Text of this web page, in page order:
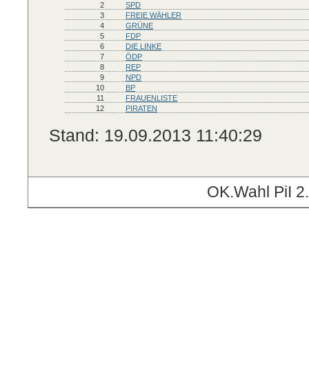
2
SPD
3
FREIE WÄHLER
4
GRÜNE
5
FDP
6
DIE LINKE
7
ÖDP
8
REP
9
NPD
10
BP
11
FRAUENLISTE
12
PIRATEN
Stand: 19.09.2013 11:40:29
OK.Wahl PiI